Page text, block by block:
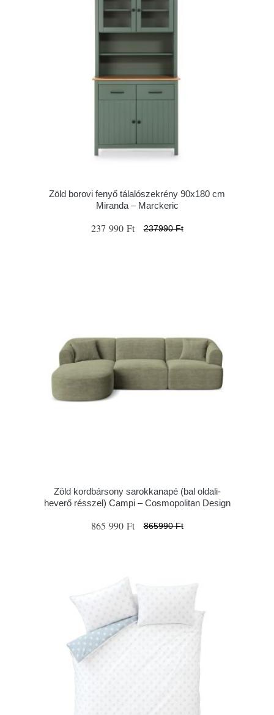
Zöld borovi fenyő tálalószekrény 90x180 cm
Miranda – Marckeric
237 990 Ft 237990 Ft
Zöld kordbársony sarokkanapé (bal oldali-
heverő résszel) Campi – Cosmopolitan Design
865 990 Ft 865990 Ft